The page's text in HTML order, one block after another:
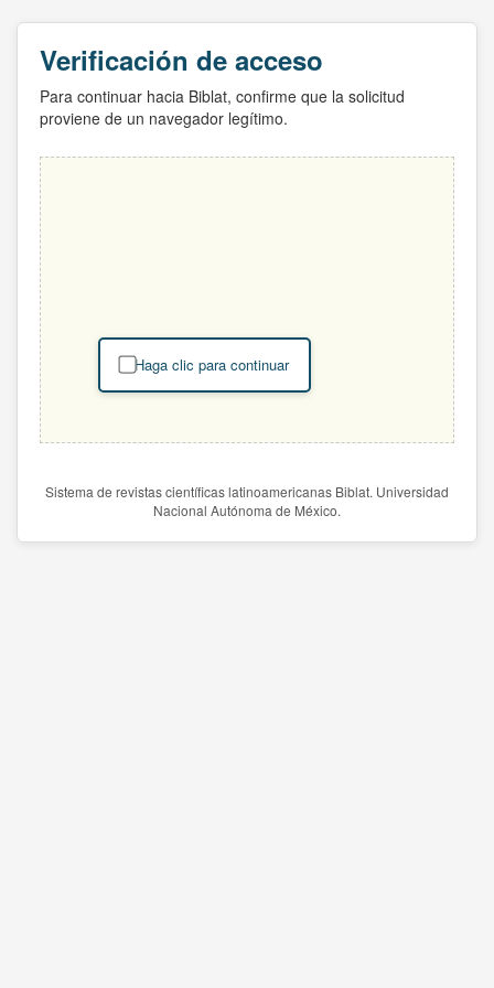
Verificación de acceso
Para continuar hacia Biblat, confirme que la solicitud
proviene de un navegador legítimo.
Haga clic para continuar
Sistema de revistas científicas latinoamericanas Biblat. Universidad
Nacional Autónoma de México.